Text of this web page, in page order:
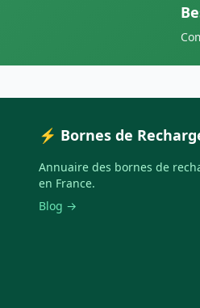
⚡ Bornes de
Annuaire des bornes de
en France.
Blog →